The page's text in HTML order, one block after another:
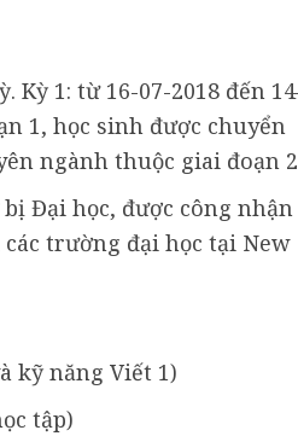
Kỳ 1: từ 16-07-2018 đến
1, học sinh được chuyển
ngành thuộc giai đoạn
Đại học, được công nhận
trường đại học tại New
kỹ năng Viết 1)
tập)